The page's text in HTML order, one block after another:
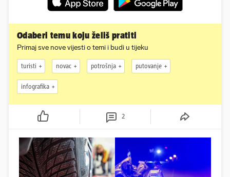
Odaberi temu koju želiš pratiti
Primaj sve nove vijesti o temi i budi u tijeku
turisti novac potrošnja putovanje
infografika
2